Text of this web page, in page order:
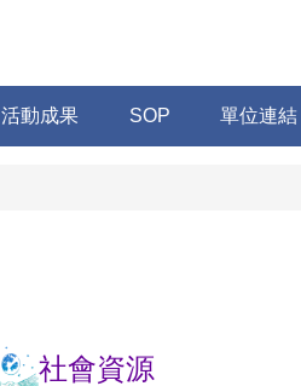
活動成果 SOP 單位連結
社會資源